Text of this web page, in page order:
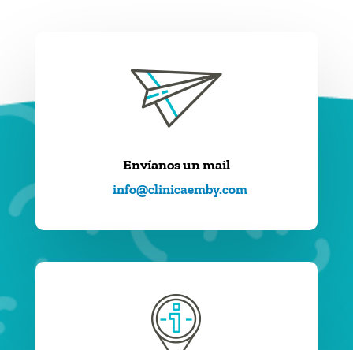
Envíanos un mail
info@clinicaemby.com